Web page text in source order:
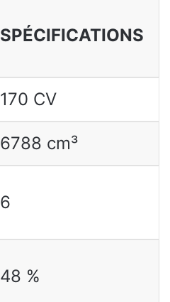
SPÉCIFICATIONS
170 CV
6788 cm³
6
48 %